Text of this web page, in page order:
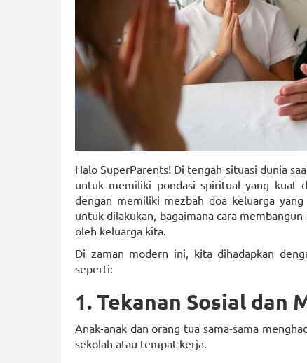
Halo SuperParents! Di tengah situasi dunia
untuk memiliki pondasi spiritual yang kuat
dengan memiliki mezbah doa keluarga
untuk dilakukan, bagaimana cara
oleh keluarga kita.
Di zaman modern ini, kita dihadapkan
seperti:
1. Tekanan Sosial dan
Anak-anak dan orang tua sama-sama
sekolah atau tempat kerja.